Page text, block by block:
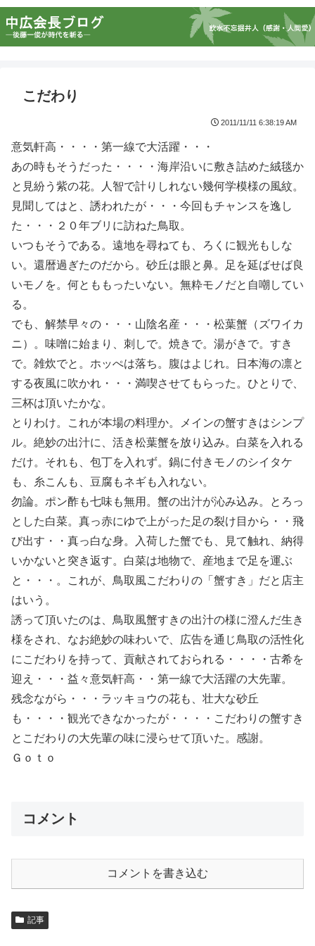
こだわり
2011/11/11 6:38:19 AM
意気軒高・・・・第一線で大活躍・・・
あの時もそうだった・・・・海岸沿いに敷き詰めた絨毯か
と見紛う紫の花。人智で計りしれない幾何学模様の風紋。
見聞してはと、誘われたが・・・今回もチャンスを逸し
た・・・２０年ブリに訪ねた鳥取。
いつもそうである。遠地を尋ねても、ろくに観光もしな
い。還暦過ぎたのだから。砂丘は眼と鼻。足を延ばせば良
いモノを。何とももったいない。無粋モノだと自嘲してい
る。
でも、解禁早々の・・・山陰名産・・・松葉蟹（ズワイカ
ニ）。味噌に始まり、刺しで。焼きで。湯がきで。すき
で。雑炊でと。ホッぺは落ち。腹はよじれ。日本海の凛と
する夜風に吹かれ・・・満喫させてもらった。ひとりで、
三杯は頂いたかな。
とりわけ。これが本場の料理か。メインの蟹すきはシンプ
ル。絶妙の出汁に、活き松葉蟹を放り込み。白菜を入れる
だけ。それも、包丁を入れず。鍋に付きモノのシイタケ
も、糸こんも、豆腐もネギも入れない。
勿論。ポン酢も七味も無用。蟹の出汁が沁み込み。とろっ
とした白菜。真っ赤にゆで上がった足の裂け目から・・飛
び出す・・真っ白な身。入荷した蟹でも、見て触れ、納得
いかないと突き返す。白菜は地物で、産地まで足を運ぶ
と・・・。これが、鳥取風こだわりの「蟹すき」だと店主
はいう。
誘って頂いたのは、鳥取風蟹すきの出汁の様に澄んだ生き
様をされ、なお絶妙の味わいで、広告を通じ鳥取の活性化
にこだわりを持って、貢献されておられる・・・・古希を
迎え・・・益々意気軒高・・第一線で大活躍の大先輩。
残念ながら・・・ラッキョウの花も、壮大な砂丘
も・・・・観光できなかったが・・・・こだわりの蟹すき
とこだわりの大先輩の味に浸らせて頂いた。感謝。
Ｇｏｔｏ
コメント
コメントを書き込む
記事